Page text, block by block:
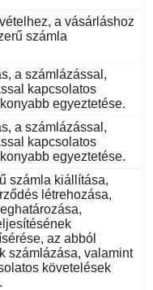
a vásárláshoz
számla
a számlázással,
kapcsolatos
egyeztetése.
a számlázással,
kapcsolatos
egyeztetése.
számla kiállítása,
létrehozása,
az abból
számlázása, valamint
követelések